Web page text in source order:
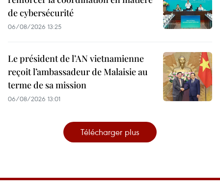
de cybersécurité
06/08/2026 13:25
Le président de l’AN vietnamienne
reçoit l’ambassadeur de Malaisie au
terme de sa mission
06/08/2026 13:01
Télécharger plus